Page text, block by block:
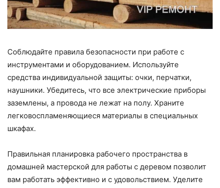
Соблюдайте правила безопасности при работе с
инструментами и оборудованием. Используйте
средства индивидуальной защиты: очки, перчатки,
наушники. Убедитесь, что все электрические приборы
заземлены, а провода не лежат на полу. Храните
легковоспламеняющиеся материалы в специальных
шкафах.
Правильная планировка рабочего пространства в
домашней мастерской для работы с деревом позволит
вам работать эффективно и с удовольствием. Уделите